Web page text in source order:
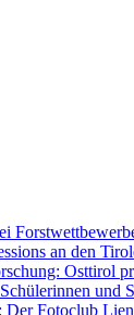
an den
Osttirol
und
Der Fotoclub